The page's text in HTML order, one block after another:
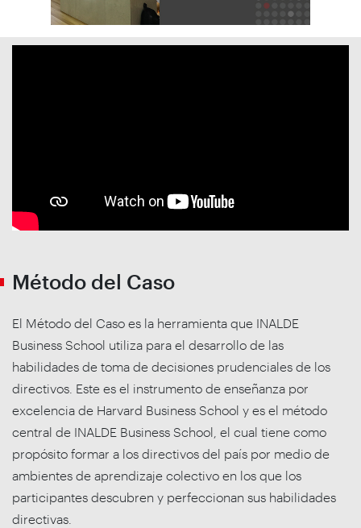
Método del Caso
El Método del Caso es la herramienta que INALDE
Business School utiliza para el desarrollo de las
habilidades de toma de decisiones prudenciales de los
directivos. Este es el instrumento de enseñanza por
excelencia de Harvard Business School y es el método
central de INALDE Business School, el cual tiene como
propósito formar a los directivos del país por medio de
ambientes de aprendizaje colectivo en los que los
participantes descubren y perfeccionan sus habilidades
directivas.